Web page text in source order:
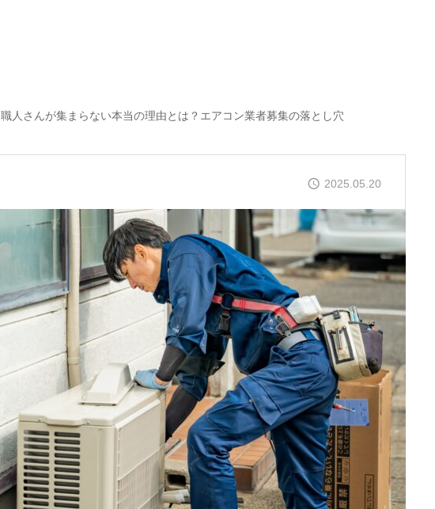
職人さんが集まらない本当の理由とは？エアコン業者募集の落とし穴
2025.05.20